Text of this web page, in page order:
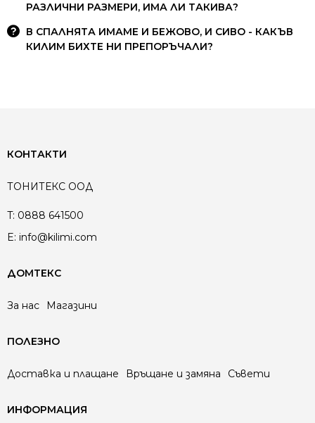
РАЗЛИЧНИ РАЗМЕРИ, ИМА ЛИ ТАКИВА?
В СПАЛНЯТА ИМАМЕ И БЕЖОВО, И СИВО - КАКЪВ
КИЛИМ БИХТЕ НИ ПРЕПОРЪЧАЛИ?
КОНТАКТИ
ТОНИТЕКС ООД
T: 0888 641500
E: info@kilimi.com
ДОМТЕКС
За нас Магазини
ПОЛЕЗНО
Доставка и плащане Връщане и замяна Съвети
ИНФОРМАЦИЯ